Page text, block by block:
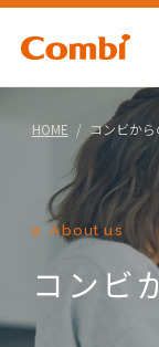
HOME コンビか
About us
コンビ